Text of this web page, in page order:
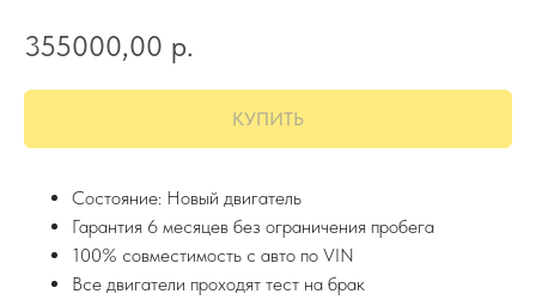
355000,00 р.
КУПИТЬ
Состояние: Новый двигатель
Гарантия 6 месяцев без ограничения пробега
100% совместимость с авто по VIN
Все двигатели проходят тест на брак